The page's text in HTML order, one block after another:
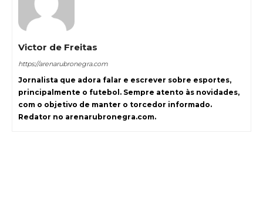
Victor de Freitas
https://arenarubronegra.com
Jornalista que adora falar e escrever sobre esportes,
principalmente o futebol. Sempre atento às novidades,
com o objetivo de manter o torcedor informado.
Redator no arenarubronegra.com.